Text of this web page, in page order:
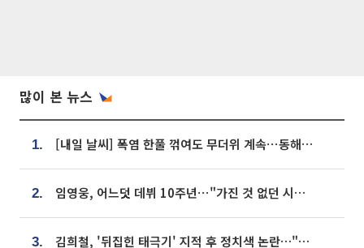
많이 본 뉴스
1. [내일 날씨] 폭염 한풀 꺾여도 무더위 계속⋯동해안 이틀 연속 비
2. 임영웅, 어느덧 데뷔 10주년⋯"가진 것 없던 시절, 내 앞엔 20명의 팬뿐"
3. 김희철, '뒤집힌 태극기' 지적 후 정치색 논란…"좌우 떠나 우리나라 국기"